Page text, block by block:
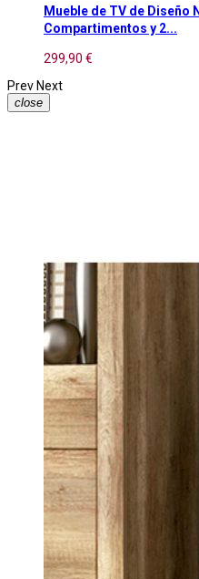
Mueble de TV de Diseño
Compartimentos y 2...
299,90 €
Prev Next
close